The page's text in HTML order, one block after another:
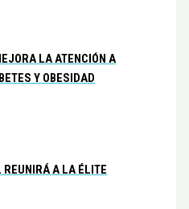
LA ATENCIÓN A
Y OBESIDAD
REUNIRÁ A LA ÉLITE